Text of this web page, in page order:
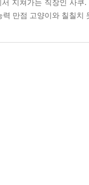
지쳐가는 직장인 사
만점 고양이와 칠칠치